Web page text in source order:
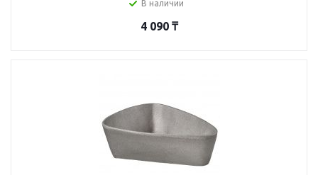
В наличии
4 090 ₸